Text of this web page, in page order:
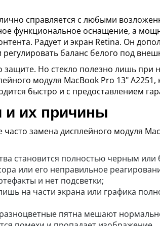
справляется с любыми
функциональное оснащение, а
Радует и экран Retina. Он
баланс белого под
защите. Но стекло полезно лишь
модуля MacBook Pro 13"
быстро и с предоставлением
их причины
замена дисплейного модуля
становится полностью черным или
или его неправильное
и нет подсветки;
на части экрана или графика
пятна мешают